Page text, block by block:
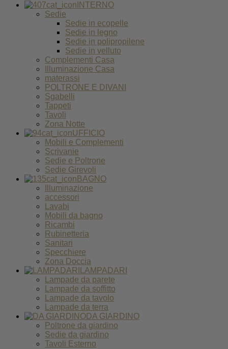
INTERNO
Sedie
Sedie in ecopelle
Sedie in legno
Sedie in polipropilene
Sedie in velluto
Complementi Casa
Illuminazione Casa
materassi
POLTRONE E DIVANI
Sgabelli
Tappeti
Tavoli
Zona Notte
UFFICIO
Mobili e Complementi
Scrivanie
Sedie e Poltrone
Sedie Girevoli
BAGNO
Illuminazione
accessori
Lavabi
Mobili da bagno
Ricambi
Rubinetteria
Sanitari
Specchiere
Zona Doccia
LAMPADARI
Lampade da parete
Lampade da soffitto
Lampade da tavolo
Lampade da terra
DA GIARDINO
Poltrone da giardino
Sedie da giardino
Tavoli Esterno